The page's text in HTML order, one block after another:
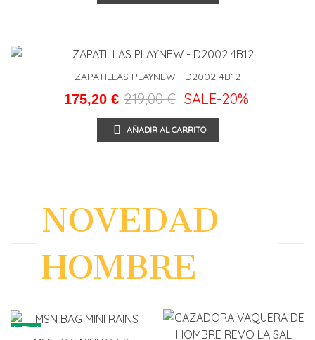
ZAPATILLAS PLAYNEW - D2002 4B12
175,20 € 219,00 € SALE-20%
AÑADIR AL CARRITO
NOVEDAD
HOMBRE
NEW